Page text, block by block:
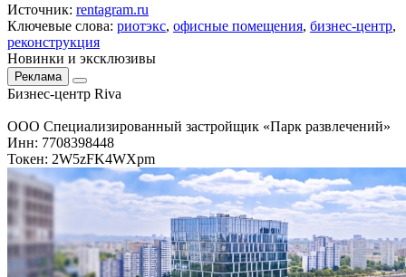
Источник: rentagram.ru
Ключевые слова: риотэкс, офисные помещения, бизнес-центр,
реконструкция
Новинки и эксклюзивы
Реклама
Бизнес-центр Riva
ООО Специализированный застройщик «Парк развлечений»
Инн: 7708398448
Токен: 2W5zFK4WXpm